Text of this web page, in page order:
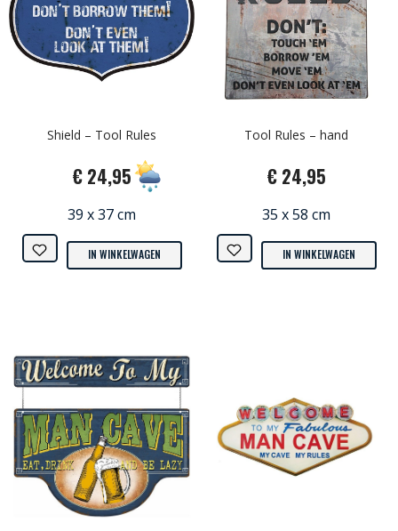
Shield – Tool Rules
€ 24,95
39 x 37 cm
IN WINKELWAGEN
Tool Rules – hand
€ 24,95
35 x 58 cm
IN WINKELWAGEN